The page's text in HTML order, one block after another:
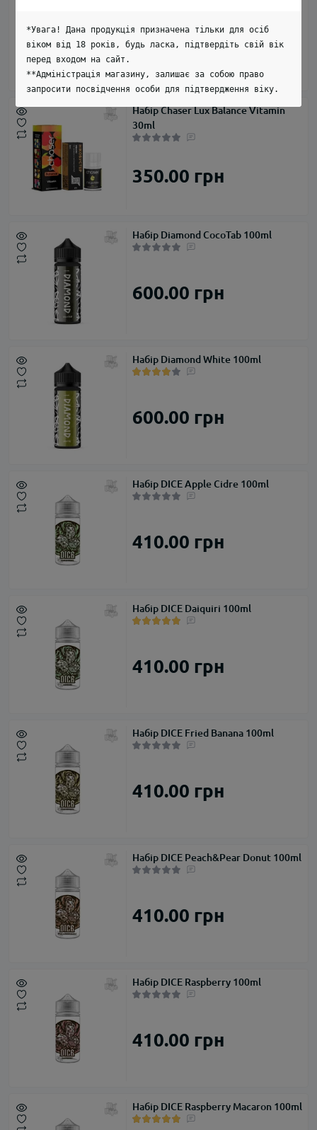
279.00 грн
Набір Chaser Lux Balance Vitamin
30ml
350.00 грн
Набір Diamond CocoTab 100ml
600.00 грн
Набір Diamond White 100ml
600.00 грн
Набір DICE Apple Cidre 100ml
410.00 грн
Набір DICE Daiquiri 100ml
410.00 грн
Набір DICE Fried Banana 100ml
410.00 грн
Набір DICE Peach&Pear Donut 100ml
410.00 грн
Набір DICE Raspberry 100ml
410.00 грн
Набір DICE Raspberry Macaron 100ml
*Увага! Дана продукція призначена тільки для осіб
віком від 18 років, будь ласка, підтвердіть свій вік
перед входом на сайт.
**Адміністрація магазину, залишає за собою право
запросити посвідчення особи для підтвердження віку.